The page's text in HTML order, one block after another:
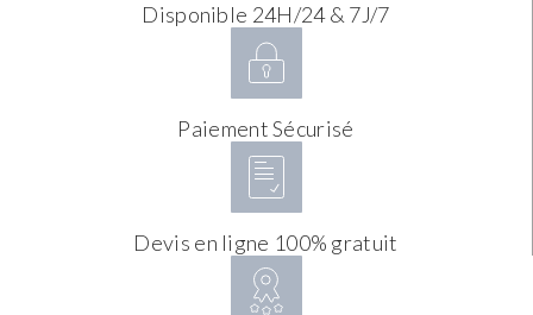
Disponible 24H/24 & 7J/7
Paiement Sécurisé
Devis en ligne 100% gratuit